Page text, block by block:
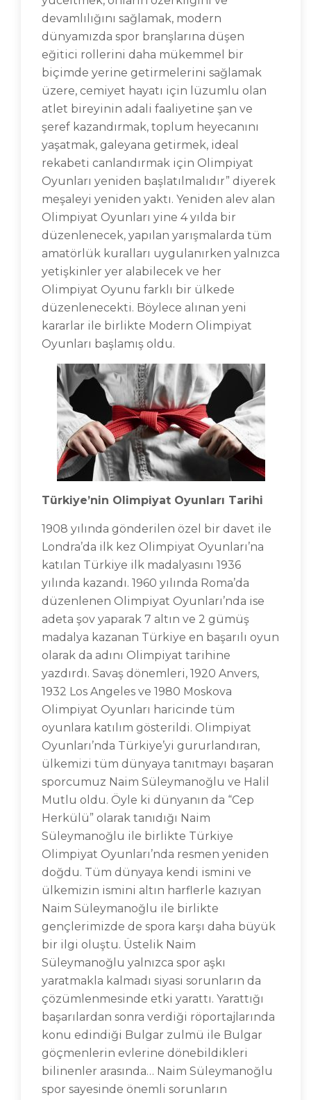
devamlılığını sağlamak, modern
dünyamızda spor branşlarına düşen
eğitici rollerini daha mükemmel bir
biçimde yerine getirmelerini sağlamak
üzere, cemiyet hayatı için lüzumlu olan
atlet bireyinin adali faaliyetine şan ve
şeref kazandırmak, toplum heyecanını
yaşatmak, galeyana getirmek, ideal
rekabeti canlandırmak için Olimpiyat
Oyunları yeniden başlatılmalıdır” diyerek
meşaleyi yeniden yaktı. Yeniden alev alan
Olimpiyat Oyunları yine 4 yılda bir
düzenlenecek, yapılan yarışmalarda tüm
amatörlük kuralları uygulanırken yalnızca
yetişkinler yer alabilecek ve her
Olimpiyat Oyunu farklı bir ülkede
düzenlenecekti. Böylece alınan yeni
kararlar ile birlikte Modern Olimpiyat
Oyunları başlamış oldu.
Türkiye’nin Olimpiyat Oyunları Tarihi
1908 yılında gönderilen özel bir davet ile
Londra’da ilk kez Olimpiyat Oyunları’na
katılan Türkiye ilk madalyasını 1936
yılında kazandı. 1960 yılında Roma’da
düzenlenen Olimpiyat Oyunları’nda ise
adeta şov yaparak 7 altın ve 2 gümüş
madalya kazanan Türkiye en başarılı oyun
olarak da adını Olimpiyat tarihine
yazdırdı. Savaş dönemleri, 1920 Anvers,
1932 Los Angeles ve 1980 Moskova
Olimpiyat Oyunları haricinde tüm
oyunlara katılım gösterildi. Olimpiyat
Oyunları’nda Türkiye’yi gururlandıran,
ülkemizi tüm dünyaya tanıtmayı başaran
sporcumuz Naim Süleymanoğlu ve Halil
Mutlu oldu. Öyle ki dünyanın da “Cep
Herkülü” olarak tanıdığı Naim
Süleymanoğlu ile birlikte Türkiye
Olimpiyat Oyunları’nda resmen yeniden
doğdu. Tüm dünyaya kendi ismini ve
ülkemizin ismini altın harflerle kazıyan
Naim Süleymanoğlu ile birlikte
gençlerimizde de spora karşı daha büyük
bir ilgi oluştu. Üstelik Naim
Süleymanoğlu yalnızca spor aşkı
yaratmakla kalmadı siyasi sorunların da
çözümlenmesinde etki yarattı. Yarattığı
başarılardan sonra verdiği röportajlarında
konu edindiği Bulgar zulmü ile Bulgar
göçmenlerin evlerine dönebildikleri
bilinenler arasında… Naim Süleymanoğlu
spor sayesinde önemli sorunların